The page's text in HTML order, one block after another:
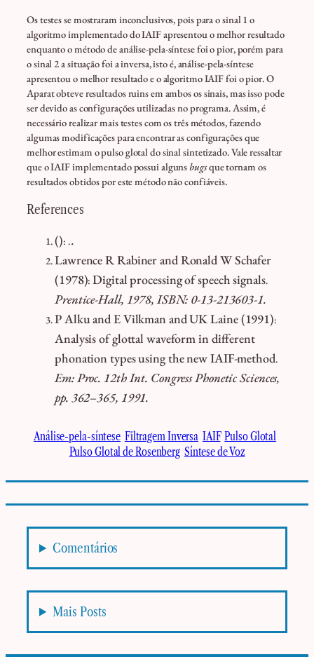
Os testes se mostraram inconclusivos, pois para o sinal 1 o
algoritmo implementado do IAIF apresentou o melhor resultado
enquanto o método de análise-pela-síntese foi o pior, porém para
o sinal 2 a situação foi a inversa, isto é, análise-pela-síntese
apresentou o melhor resultado e o algoritmo IAIF foi o pior. O
Aparat obteve resultados ruins em ambos os sinais, mas isso pode
ser devido as configurações utilizadas no programa. Assim, é
necessário realizar mais testes com os três métodos, fazendo
algumas modificações para encontrar as configurações que
melhor estimam o pulso glotal do sinal sintetizado. Vale ressaltar
que o IAIF implementado possui algunsbugsque tornam os
resultados obtidos por este método não confiáveis.
References
(): ..
Lawrence R Rabiner and Ronald W Schafer
(1978):Digital processing of speech signals.
Prentice-Hall, 1978, ISBN: 0-13-213603-1.
P Alku and E Vilkman and UK Laine(1991):
Analysis of glottal waveform in different
phonation types using the new IAIF-method.
Em: Proc. 12th Int. Congress Phonetic Sciences,
pp. 362–365, 1991.
Análise-pela-síntese Filtragem Inversa IAIF Pulso Glotal
Pulso Glotal de Rosenberg Síntese de Voz
Comentários
Mais Posts